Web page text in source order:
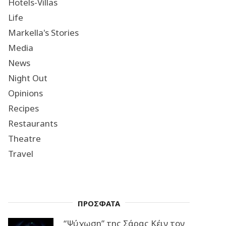
Life
Markella's Stories
Media
News
Night Out
Opinions
Recipes
Restaurants
Theatre
Travel
ΠΡΟΣΦΑΤΑ
“Ψύχωση” της Σάρας Κέιν τον